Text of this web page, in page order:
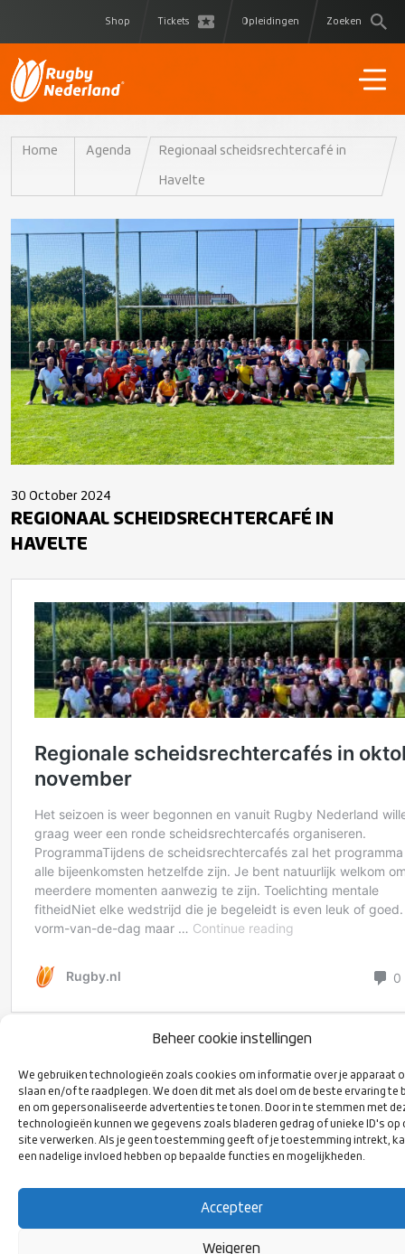
Beheer cookie instellingen
We gebruiken technologieën zoals cookies om informatie over je apparaat
slaan en/of te raadplegen. We doen dit met als doel om de beste ervaring te
en om gepersonaliseerde advertenties te tonen. Door in te stemmen met
technologieën kunnen we gegevens zoals bladeren gedrag of unieke ID's op
site verwerken. Als je geen toestemming geeft of je toestemming intrekt,
een nadelige invloed hebben op bepaalde functies en mogelijkheden.
Accepteer
Weigeren
Shop Tickets Opleidingen Zoeken
Home Agenda Regionaal scheidsrechtercafé in
Havelte
30 October 2024
REGIONAAL SCHEIDSRECHTERCAFÉ IN
HAVELTE
VOLG ONS
OP SOCIAL
MEDIA